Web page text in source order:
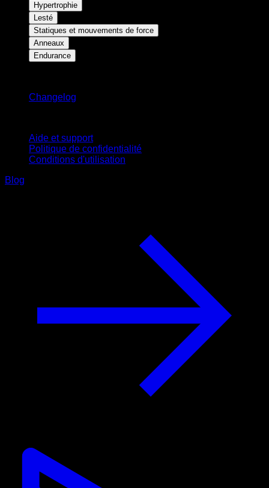
Hypertrophie
Lesté
Statiques et mouvements de force
Anneaux
Endurance
Changelog
Aide et support
Politique de confidentialité
Conditions d'utilisation
Blog